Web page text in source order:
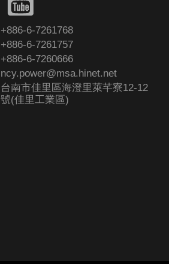
+886-6-7261768
+886-6-7261757
+886-6-7260666
ncy.power@msa.hinet.net
台南市佳里區海澄里萊芊寮12-12
號(佳里工業區)